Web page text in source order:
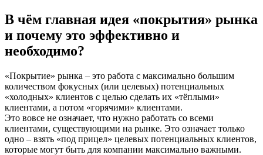
В чём главная идея «покрытия» рынка
и почему это эффективно и
необходимо?
«Покрытие» рынка – это работа с максимально большим
количеством фокусных (или целевых) потенциальных
«холодных» клиентов с целью сделать их «тёплыми»
клиентами, а потом «горячими» клиентами.
Это вовсе не означает, что нужно работать со всеми
клиентами, существующими на рынке. Это означает только
одно – взять «под прицел» целевых потенциальных клиентов,
которые могут быть для компании максимально важными.